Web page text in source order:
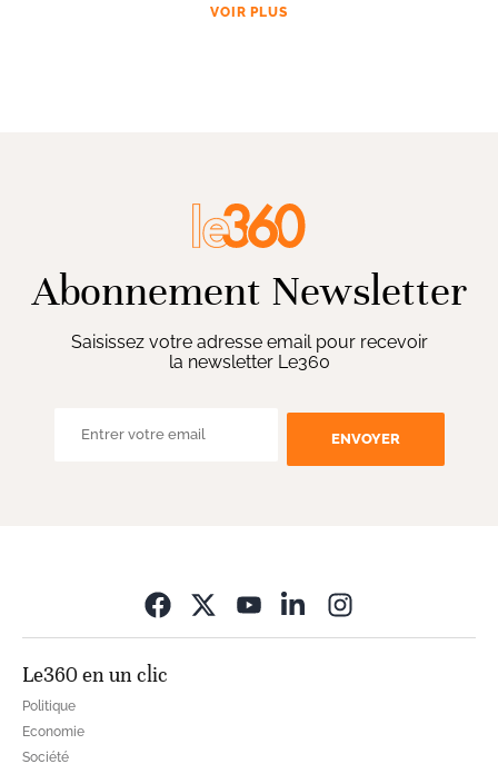
VOIR PLUS
Abonnement Newsletter
Saisissez votre adresse email pour recevoir
la newsletter Le360
ENVOYER
Le360 en un clic
Politique
Economie
Société